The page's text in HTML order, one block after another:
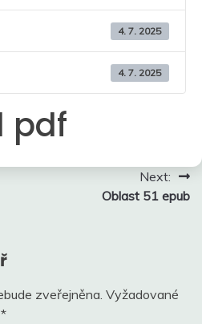
4. 7. 2025
4. 7. 2025
pdf
Next:
Oblast 51 epub
zveřejněna. Vyžadované
*